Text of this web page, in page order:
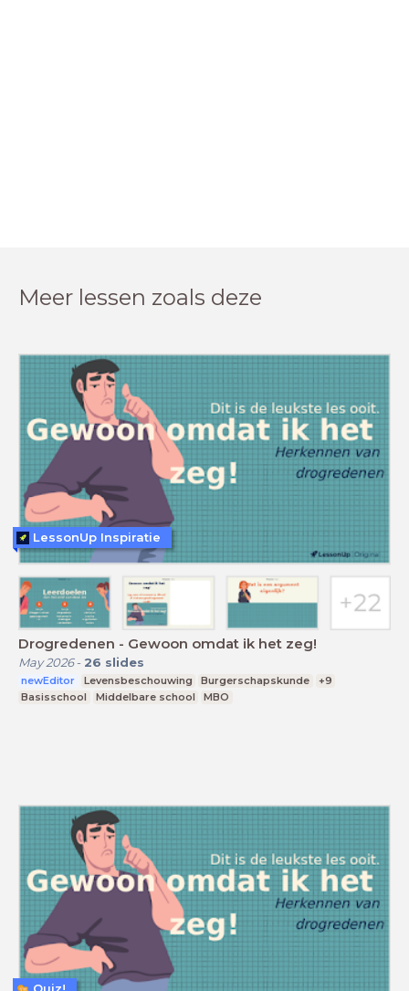
Meer lessen zoals deze
Drogredenen - Gewoon omdat ik het zeg!
May 2026- 26 slides
newEditor Levensbeschouwing Burgerschapskunde
+9
Basisschool
Middelbare school MBO
LessonUp Inspiratie
Quiz!